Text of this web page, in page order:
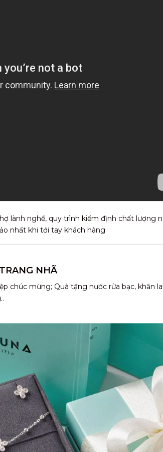
lành nghề, quy trình kiểm định chất lượng
nhất khi tới tay khách hàng
NHÃ
chúc mừng; Quà tặng nước rửa bạc, khăn